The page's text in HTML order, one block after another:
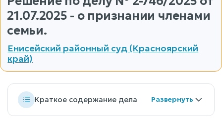
21.07.2025 - о признании членами
семьи.
Енисейский районный суд (Красноярский
край)
Краткое содержание дела